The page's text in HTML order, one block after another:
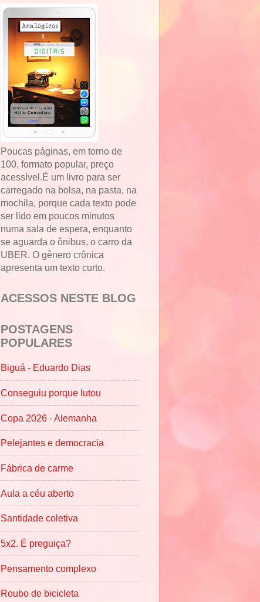
Poucas páginas, em torno de
100, formato popular, preço
acessível.É um livro para ser
carregado na bolsa, na pasta, na
mochila, porque cada texto pode
ser lido em poucos minutos
numa sala de espera, enquanto
se aguarda o ônibus, o carro da
UBER. O gênero crônica
apresenta um texto curto.
ACESSOS NESTE BLOG
POSTAGENS
POPULARES
Biguá - Eduardo Dias
Conseguiu porque lutou
Copa 2026 - Alemanha
Pelejantes e democracia
Fábrica de carme
Aula a céu aberto
Santidade coletiva
5x2. É preguiça?
Pensamento complexo
Roubo de bicicleta